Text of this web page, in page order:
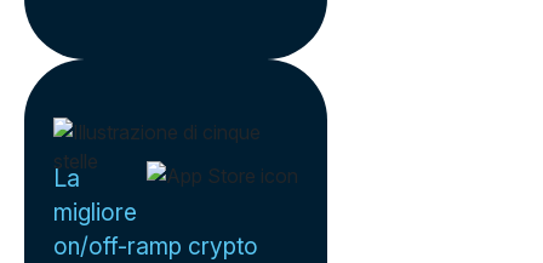
La
migliore
on/off-ramp crypto